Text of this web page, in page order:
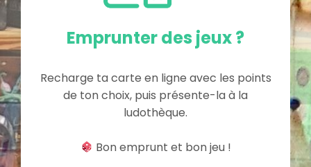
Emprunter des jeux ?
Recharge ta carte en ligne avec les points
de ton choix, puis présente-la à la
ludothèque.
Bon emprunt et bon jeu !